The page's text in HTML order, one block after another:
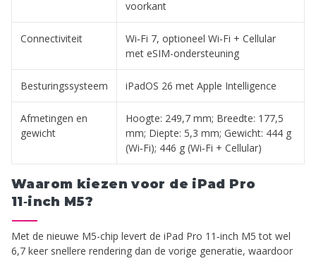
voorkant
Connectiviteit
Wi‑Fi 7, optioneel Wi‑Fi + Cellular
met eSIM-ondersteuning
Besturingssysteem iPadOS 26 met Apple Intelligence
Afmetingen en
gewicht
Hoogte: 249,7 mm; Breedte: 177,5
mm; Diepte: 5,3 mm; Gewicht: 444 g
(Wi‑Fi); 446 g (Wi‑Fi + Cellular)
Waarom kiezen voor de iPad Pro
11‑inch M5?
Met de nieuwe M5-chip levert de iPad Pro 11‑inch M5 tot wel
6,7 keer snellere rendering dan de vorige generatie, waardoor